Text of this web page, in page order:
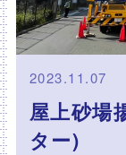
屋上砂場
ター)
2023.11.07